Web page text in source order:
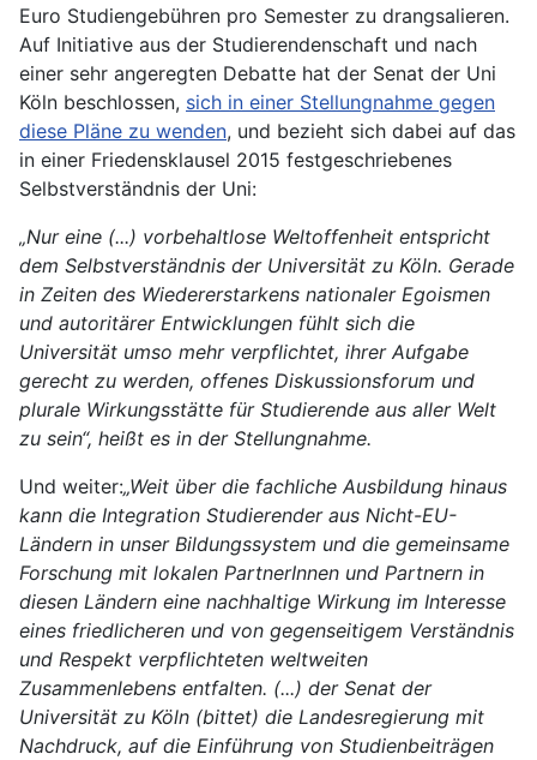
Euro Studiengebühren pro Semester zu drangsalieren.
Auf Initiative aus der Studierendenschaft und nach
einer sehr angeregten Debatte hat der Senat der Uni
Köln beschlossen, sich in einer Stellungnahme gegen
diese Pläne zu wenden, und bezieht sich dabei auf das
in einer Friedensklausel 2015 festgeschriebenes
Selbstverständnis der Uni:
„Nur eine (...) vorbehaltlose Weltoffenheit entspricht
dem Selbstverständnis der Universität zu Köln. Gerade
in Zeiten des Wiedererstarkens nationaler Egoismen
und autoritärer Entwicklungen fühlt sich die
Universität umso mehr verpflichtet, ihrer Aufgabe
gerecht zu werden, offenes Diskussionsforum und
plurale Wirkungsstätte für Studierende aus aller Welt
zu sein“, heißt es in der Stellungnahme.
Und weiter:„Weit über die fachliche Ausbildung hinaus
kann die Integration Studierender aus Nicht-EU-
Ländern in unser Bildungssystem und die gemeinsame
Forschung mit lokalen PartnerInnen und Partnern in
diesen Ländern eine nachhaltige Wirkung im Interesse
eines friedlicheren und von gegenseitigem Verständnis
und Respekt verpflichteten weltweiten
Zusammenlebens entfalten. (...) der Senat der
Universität zu Köln (bittet) die Landesregierung mit
Nachdruck, auf die Einführung von Studienbeiträgen